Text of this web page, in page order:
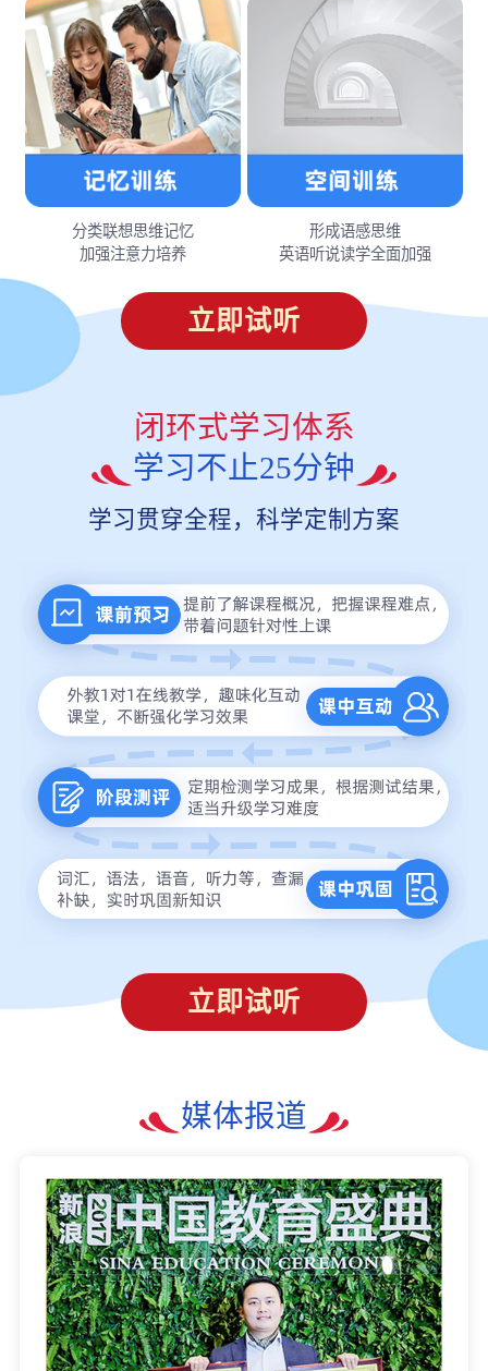
分类联想思维记忆
加强注意力培养
形成语感思维
英语听说读学全面加强
立即试听
闭环式学习体系
学习不止25分钟
学习贯穿全程，科学定制方案
立即试听
媒体报道